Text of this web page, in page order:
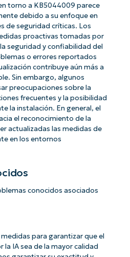
torno a KB5044009 parece
debido a su enfoque en
de seguridad críticas. Los
proactivas tomadas por
seguridad y confiabilidad del
o errores reportados
contribuye aún más a
Sin embargo, algunos
preocupaciones sobre la
frecuentes y la posibilidad
la instalación. En general, el
el reconocimiento de la
actualizadas las medidas de
en los entornos
conocidos asociados
para garantizar que el
IA sea de la mayor calidad